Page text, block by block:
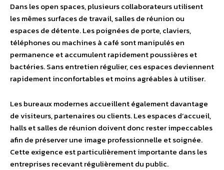
Dans les open spaces, plusieurs collaborateurs utilisent
les mêmes surfaces de travail, salles de réunion ou
espaces de détente. Les poignées de porte, claviers,
téléphones ou machines à café sont manipulés en
permanence et accumulent rapidement poussières et
bactéries. Sans entretien régulier, ces espaces deviennent
rapidement inconfortables et moins agréables à utiliser.
Les bureaux modernes accueillent également davantage
de visiteurs, partenaires ou clients. Les espaces d’accueil,
halls et salles de réunion doivent donc rester impeccables
afin de préserver une image professionnelle et soignée.
Cette exigence est particulièrement importante dans les
entreprises recevant régulièrement du public.